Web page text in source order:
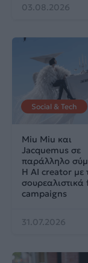
03.08.2026
Social & Tech
Miu Miu και
Jacquemus σε
παράλληλο
Η AI creator με
campaigns
31.07.2026